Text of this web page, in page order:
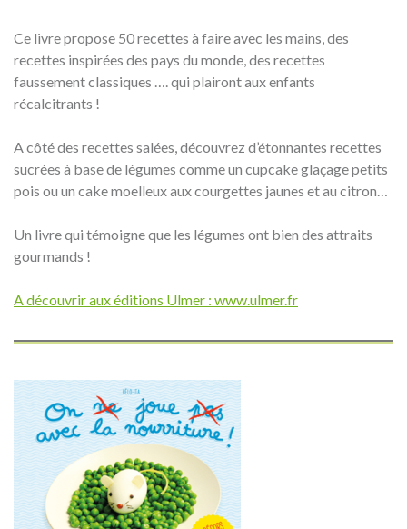
Ce livre propose 50 recettes à faire avec les mains, des
recettes inspirées des pays du monde, des recettes
faussement classiques …. qui plairont aux enfants
récalcitrants !
A côté des recettes salées, découvrez d’étonnantes recettes
sucrées à base de légumes comme un cupcake glaçage petits
pois ou un cake moelleux aux courgettes jaunes et au citron…
Un livre qui témoigne que les légumes ont bien des attraits
gourmands !
A découvrir aux éditions Ulmer : www.ulmer.fr